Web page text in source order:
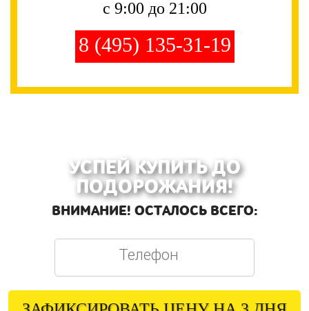
с 9:00 до 21:00
8 (495) 135-31-19
УСПЕЙ КУПИТЬ ДО
ПОДОРОЖАНИЯ!
ВНИМАНИЕ! ОСТАЛОСЬ ВСЕГО: